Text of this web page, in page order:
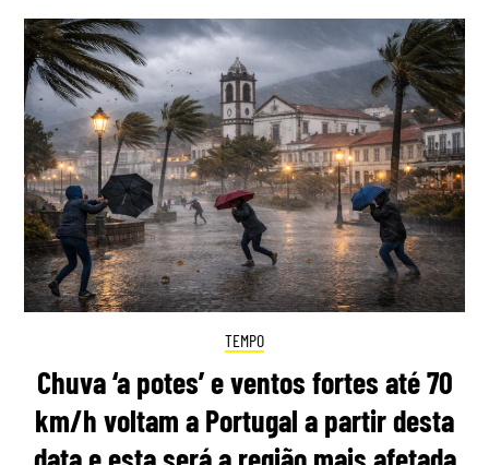
TEMPO
Chuva ‘a potes’ e ventos fortes até 70
km/h voltam a Portugal a partir desta